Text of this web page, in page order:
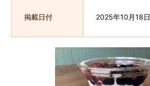
掲載日付 2025年10月18日